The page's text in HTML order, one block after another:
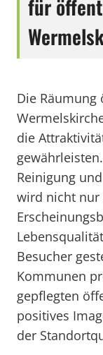
für
Die Räumung
die
Reinigung
wird nicht nur
Besucher
Kommunen
gepflegten
positives
der